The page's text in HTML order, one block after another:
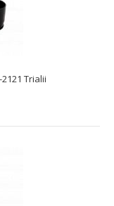
Trialii